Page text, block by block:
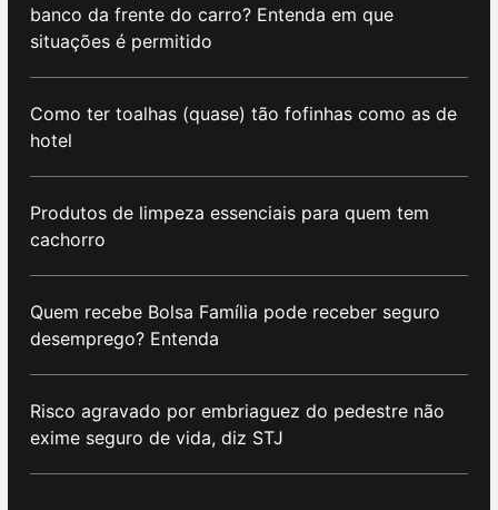
banco da frente do carro? Entenda em que
situações é permitido
Como ter toalhas (quase) tão fofinhas como as de
hotel
Produtos de limpeza essenciais para quem tem
cachorro
Quem recebe Bolsa Família pode receber seguro
desemprego? Entenda
Risco agravado por embriaguez do pedestre não
exime seguro de vida, diz STJ